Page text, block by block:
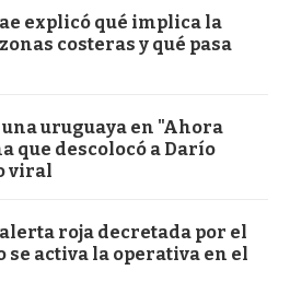
explicó qué implica la
costeras y qué pasa
uruguaya en "Ahora
que descolocó a Darío
viral
roja decretada por el
se activa la operativa en el